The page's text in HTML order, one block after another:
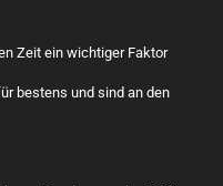
Zeit ein wichtiger Faktor
bestens und sind an den